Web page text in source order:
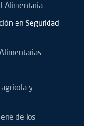
Alimentaria
en Seguridad
y
de los